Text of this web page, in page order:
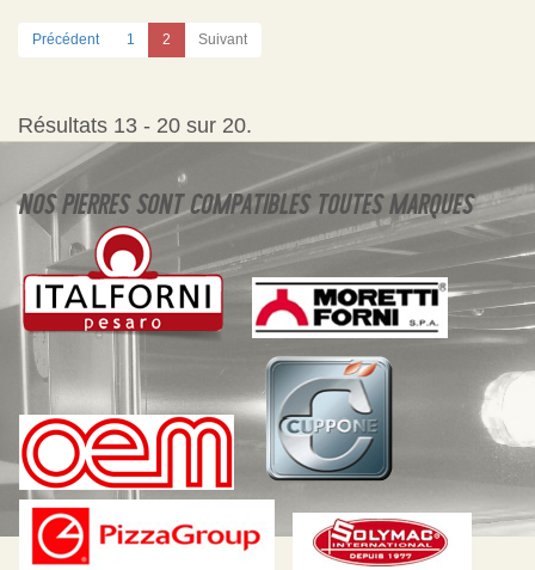
Précédent 1 2 Suivant
Résultats 13 - 20 sur 20.
NOS PIERRES SONT COMPATIBLES TOUTES MARQUES